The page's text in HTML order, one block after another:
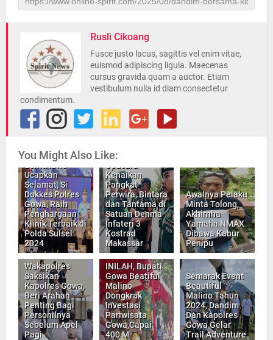
Rusli Cikoang
Fusce justo lacus, sagittis vel enim vitae,
euismod adipiscing ligula. Maecenas
cursus gravida quam a auctor. Etiam
vestibulum nulla id diam consectetur
condimentum.
You Might Also Like:
Media
Ucapkan
Selamat, Si
Dokkes Polres
Gowa, Raih
Penghargaan
Klinik Terbaik di
Polda Sulsel
2024
Kostrad Pimpin
Kenaikan
Pangkat
Perwira, Bintara
dan Tantama di
Satuan Denma
Infateri 3
Kostrad
Makassar
Awalnya Pelaku
Minta Tolong,
Akhirnha
Yamaha NMAX
Dibawa Kabur
Penipu
Wakapolres
Saksikan
Kapolres Gowa,
Beri Arahan
Penting Bagi
Personilnya
Sebelum Apel
Pagi
INILAH, Bupati
Gowa Beatiful
Malino
Dongkrak
Investasi
Pariwisata
Gowa,Capai
400 M
Semarak Event
Beautiful
Malino Tahun
2024, Dandim
Dan Kapolres
Gowa Gelar
Trail Adventure